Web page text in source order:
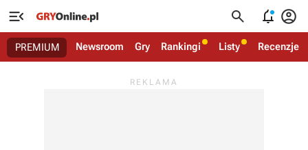
   
PREMIUM Newsroom Gry Rankingi Listy Recenzje